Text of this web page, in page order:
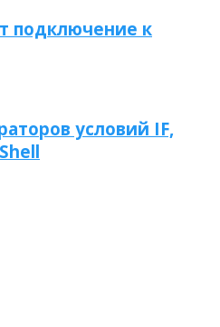
подключение к
условий IF,